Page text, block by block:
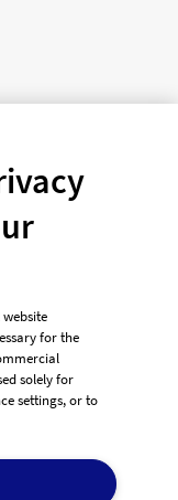
for the
solely for
settings, or to